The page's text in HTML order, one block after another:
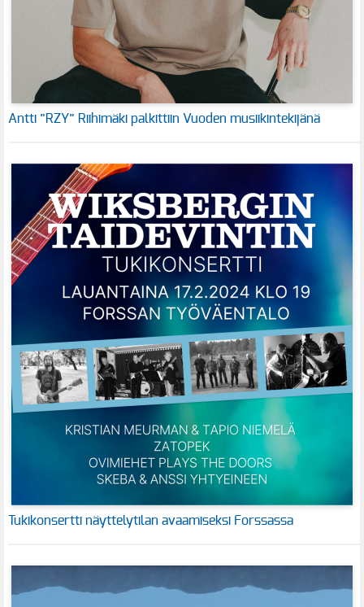
Antti ”RZY” Riihimäki palkittiin Vuoden musiikintekijänä
Tukikonsertti näyttelytilan avaamiseksi Forssassa